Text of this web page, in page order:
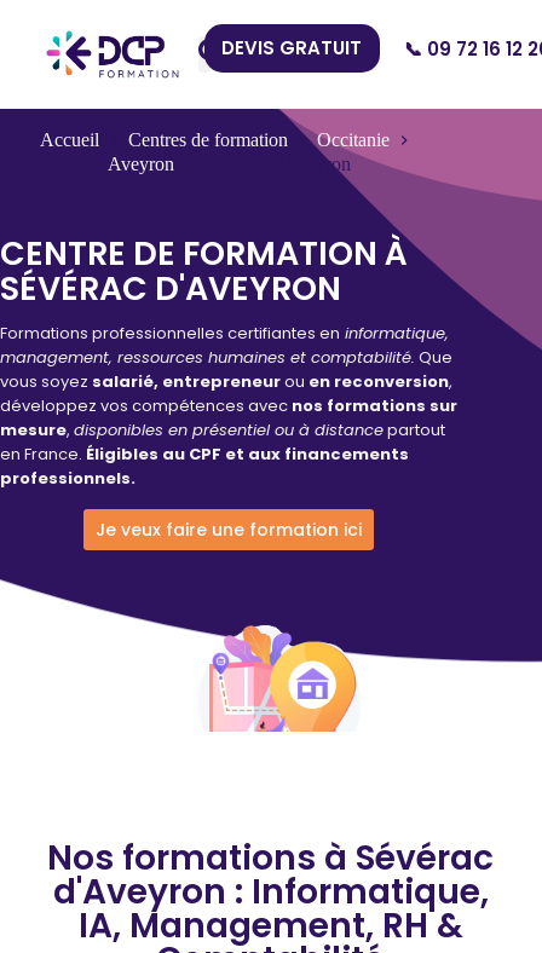
DEVIS GRATUIT 📞 09 72 16 12
Accueil Centres de formation
Occitanie
Aveyron
Sévérac d’Aveyron
CENTRE DE FORMATION À
SÉVÉRAC D'AVEYRON
Formations professionnelles certifiantes en informatique,
management, ressources humaines et comptabilité. Que
vous soyez salarié, entrepreneurou en reconversion,
développez vos compétences avec nos formations sur
mesure, disponibles en présentiel ou à distancepartout
en France. Éligibles au CPF et aux financements
professionnels.
Je veux faire une formation ici
Nos formations à Sévérac
d'Aveyron : Informatique,
IA, Management, RH &